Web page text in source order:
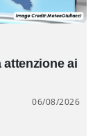
ai
06/08/2026